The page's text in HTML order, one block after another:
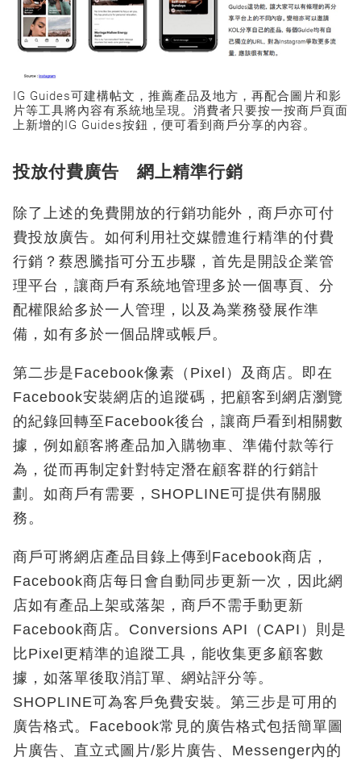
IG Guides可建構帖文，推薦產品及地方，再配合圖片和影
片等工具將內容有系統地呈現。消費者只要按一按商戶頁面
上新增的IG Guides按鈕，便可看到商戶分享的內容。
投放付費廣告 網上精準行銷
除了上述的免費開放的行銷功能外，商戶亦可付
費投放廣告。如何利用社交媒體進行精準的付費
行銷？蔡恩騰指可分五步驟，首先是開設企業管
理平台，讓商戶有系統地管理多於一個專頁、分
配權限給多於一人管理，以及為業務發展作準
備，如有多於一個品牌或帳戶。
第二步是Facebook像素（Pixel）及商店。即在
Facebook安裝網店的追蹤碼，把顧客到網店瀏覽
的紀錄回轉至Facebook後台，讓商戶看到相關數
據，例如顧客將產品加入購物車、準備付款等行
為，從而再制定針對特定潛在顧客群的行銷計
劃。如商戶有需要，SHOPLINE可提供有關服
務。
商戶可將網店產品目錄上傳到Facebook商店，
Facebook商店每日會自動同步更新一次，因此網
店如有產品上架或落架，商戶不需手動更新
Facebook商店。Conversions API（CAPI）則是
比Pixel更精準的追蹤工具，能收集更多顧客數
據，如落單後取消訂單、網站評分等。
SHOPLINE可為客戶免費安裝。第三步是可用的
廣告格式。Facebook常見的廣告格式包括簡單圖
片廣告、直立式圖片/影片廣告、Messenger內的